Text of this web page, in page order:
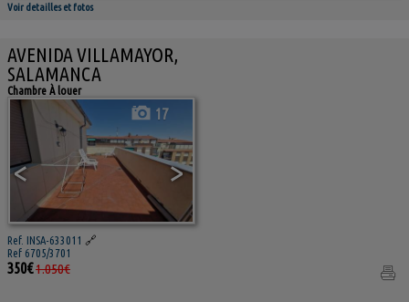
Voir detailles et fotos
AVENIDA VILLAMAYOR,
SALAMANCA
Chambre À louer
< >
17
Ref. INSA-633011 🔗
Ref 6705/3701
350€1.050€